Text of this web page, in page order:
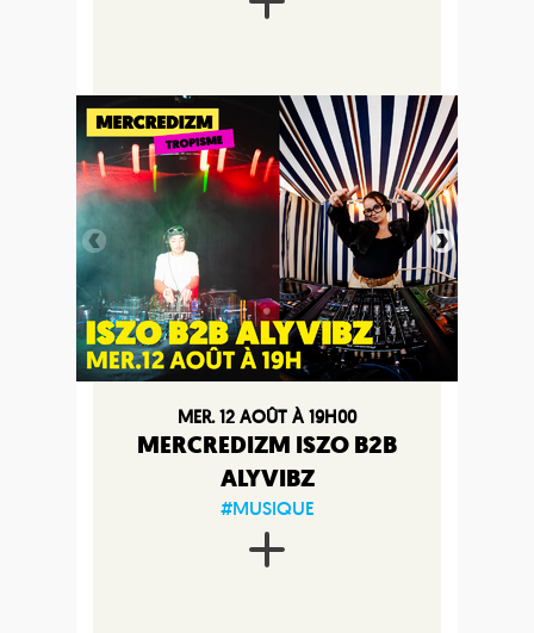
MER. 12 AOÛT À 19H00
MERCREDIZM ISZO B2B
ALYVIBZ
#MUSIQUE